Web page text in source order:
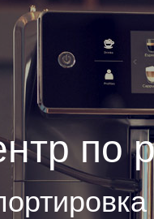
по